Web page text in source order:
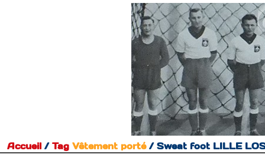
Accueil / Tag Vêtement porté/ Sweat foot LILLE